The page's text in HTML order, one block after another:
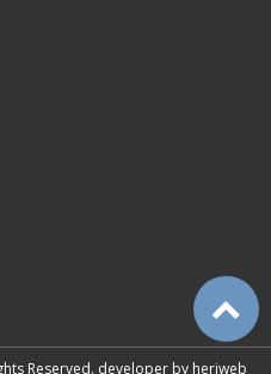
Reserved. developer by heriweb